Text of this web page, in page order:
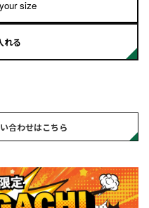
size
れる
合わせはこちら